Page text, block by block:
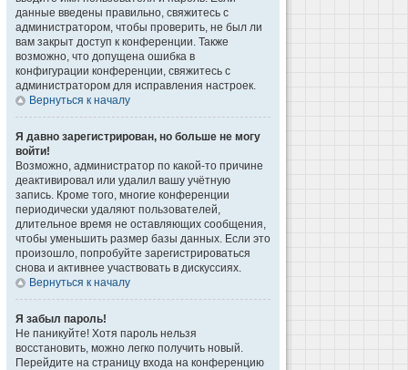
данные введены правильно, свяжитесь с
администратором, чтобы проверить, не был ли
вам закрыт доступ к конференции. Также
возможно, что допущена ошибка в
конфигурации конференции, свяжитесь с
администратором для исправления настроек.
Вернуться к началу
Я давно зарегистрирован, но больше не могу
войти!
Возможно, администратор по какой-то причине
деактивировал или удалил вашу учётную
запись. Кроме того, многие конференции
периодически удаляют пользователей,
длительное время не оставляющих сообщения,
чтобы уменьшить размер базы данных. Если это
произошло, попробуйте зарегистрироваться
снова и активнее участвовать в дискуссиях.
Вернуться к началу
Я забыл пароль!
Не паникуйте! Хотя пароль нельзя
восстановить, можно легко получить новый.
Перейдите на страницу входа на конференцию